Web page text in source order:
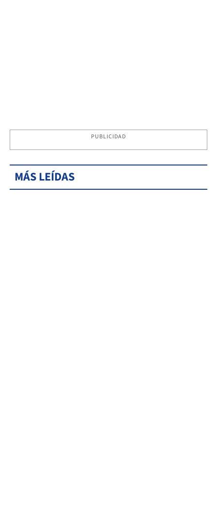
PUBLICIDAD
MÁS LEÍDAS